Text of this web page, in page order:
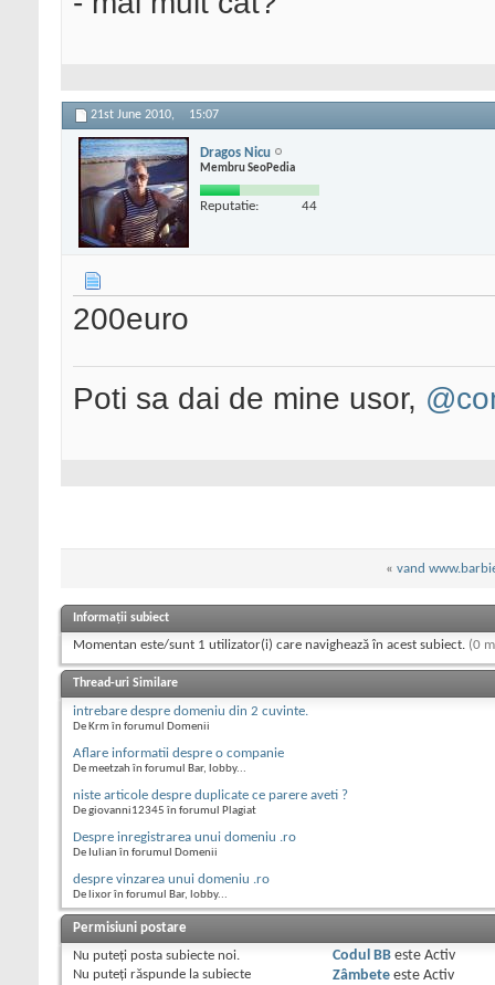
21st June 2010, 15:07
Dragos Nicu
Membru SeoPedia
Reputatie: 44
200euro
Poti sa dai de mine usor,
« vand
Informații subiect
Momentan este/sunt 1 utilizator(i) care navighează în acest subiect. (0
Thread-uri Similare
intrebare despre domeniu din 2 cuvinte.
De Krm în forumul Domenii
Aflare informatii despre o companie
De meetzah în forumul Bar, lobby...
niste articole despre duplicate ce parere aveti ?
De giovanni12345 în forumul Plagiat
Despre inregistrarea unui domeniu .ro
De Iulian în forumul Domenii
despre vinzarea unui domeniu .ro
De lixor în forumul Bar, lobby...
Permisiuni postare
Nu puteţi posta subiecte noi.
Nu puteţi răspunde la subiecte
Codul BBeste Activ
Zâmbeteeste Activ